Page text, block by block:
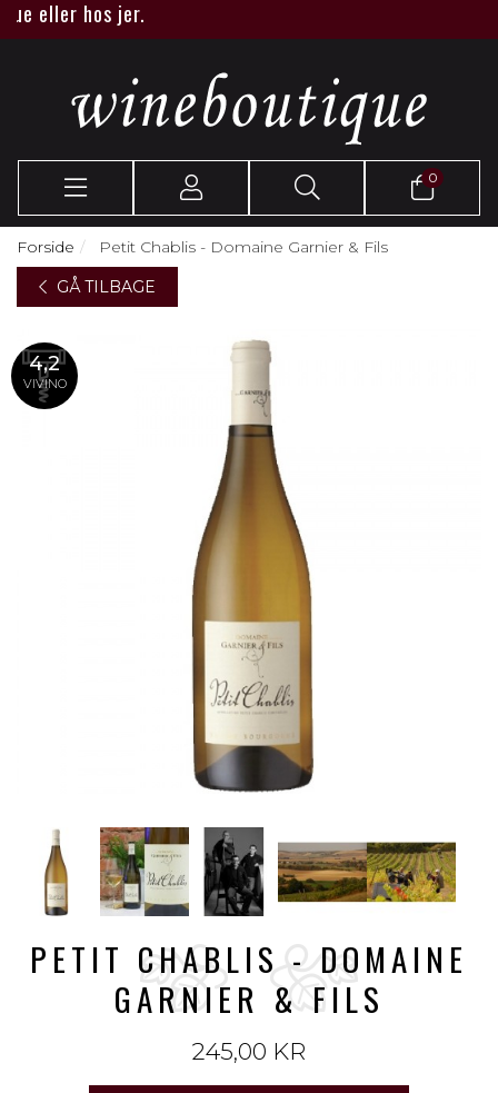
eller hos jer.
0
Forside
Petit Chablis - Domaine Garnier & Fils
GÅ TILBAGE
4,2
VIVINO
PETIT CHABLIS - DOMAINE
GARNIER & FILS
245,00 KR